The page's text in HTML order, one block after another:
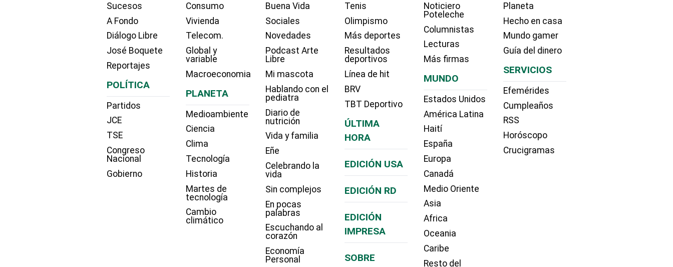
Sucesos
A Fondo
Diálogo Libre
José Boquete
Reportajes
POLÍTICA
Partidos
JCE
TSE
Congreso
Nacional
Gobierno
Consumo
Vivienda
Telecom.
Global y
variable
Macroeconomia
PLANETA
Medioambiente
Ciencia
Clima
Tecnología
Historia
Martes de
tecnología
Cambio
climático
Buena Vida
Sociales
Novedades
Podcast Arte
Libre
Mi mascota
Hablando con el
pediatra
Diario de
nutrición
Vida y familia
Eñe
Celebrando la
vida
Sin complejos
En pocas
palabras
Escuchando al
corazón
Economía
Personal
Tenis
Olimpismo
Más deportes
Resultados
deportivos
Línea de hit
BRV
TBT Deportivo
ÚLTIMA
HORA
EDICIÓN USA
EDICIÓN RD
EDICIÓN
IMPRESA
SOBRE
Noticiero
Poteleche
Columnistas
Lecturas
Más firmas
MUNDO
Estados Unidos
América Latina
Haití
España
Europa
Canadá
Medio Oriente
Asia
Africa
Oceania
Caribe
Resto del
Planeta
Hecho en casa
Mundo gamer
Guía del dinero
SERVICIOS
Efemérides
Cumpleaños
RSS
Horóscopo
Crucigramas